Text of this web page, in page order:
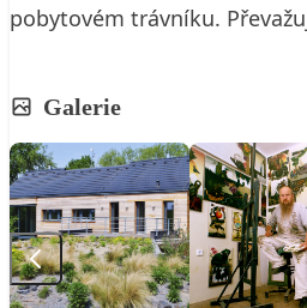
pobytovém trávníku.
Galerie